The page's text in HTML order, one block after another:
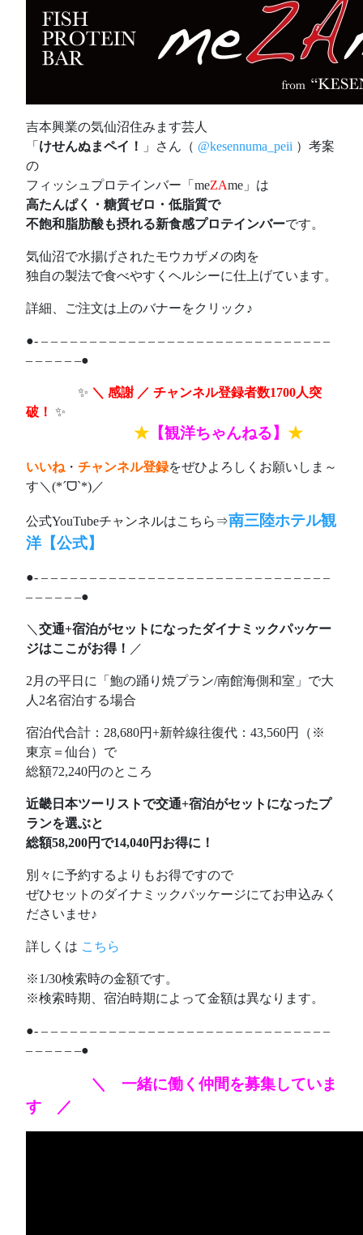
吉本興業の気仙沼住みます芸人
「 けせんぬまペイ！ 」さん（ @kesennuma_peii ）考案
の
フィッシュプロテインバー「meZAme」は
高たんぱく・糖質ゼロ・低脂質で
不飽和脂肪酸も摂れる新食感プロテインバーです。
気仙沼で水揚げされたモウカザメの肉を
独自の製法で食べやすくヘルシーに仕上げています。
詳細、ご注文は上のバナーをクリック♪
●- – – – – – – – – – – – – – – – – – – – – – – – – – – – – – –
– – – – – –●
✨ ＼ 感謝 ／ チャンネル登録者数1700人突
破！ ✨
★ 【観洋ちゃんねる】 ★
いいね ・ チャンネル登録をぜひよろしくお願いしま～
す＼(*ˊᗜˋ*)／
公式YouTubeチャンネルはこちら⇒南三陸ホテル観
洋【公式】
●- – – – – – – – – – – – – – – – – – – – – – – – – – – – – – –
– – – – – –●
＼ 交通+宿泊がセットになったダイナミックパッケー
ジはここがお得！ ／
2月の平日に「鮑の踊り焼プラン/南館海側和室」で大
人2名宿泊する場合
宿泊代合計：28,680円+新幹線往復代：43,560円（※
東京＝仙台）で
総額72,240円のところ
近畿日本ツーリストで交通+宿泊がセットになったプ
ランを選ぶと
総額58,200円で14,040円お得に！
別々に予約するよりもお得ですので
ぜひセットのダイナミックパッケージにてお申込みく
ださいませ♪
詳しくは こちら
※1/30検索時の金額です。
※検索時期、宿泊時期によって金額は異なります。
●- – – – – – – – – – – – – – – – – – – – – – – – – – – – – – –
– – – – – –●
＼ 一緒に働く仲間を募集していま
す ／